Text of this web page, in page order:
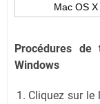
Mac OS
Procédures de
Windows
Cliquez sur le